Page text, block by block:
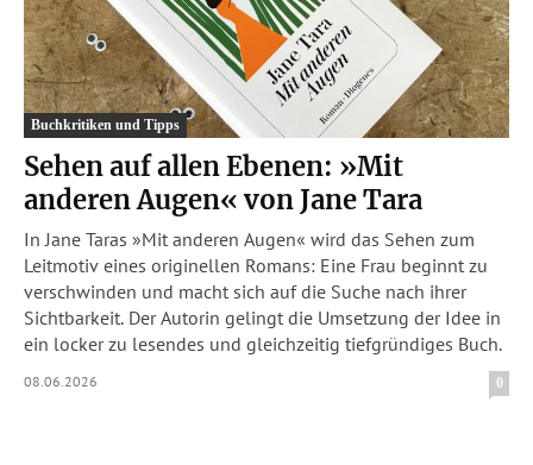
Buchkritiken und Tipps
Sehen auf allen Ebenen: »Mit
anderen Augen« von Jane Tara
In Jane Taras »Mit anderen Augen« wird das Sehen zum
Leitmotiv eines originellen Romans: Eine Frau beginnt zu
verschwinden und macht sich auf die Suche nach ihrer
Sichtbarkeit. Der Autorin gelingt die Umsetzung der Idee in
ein locker zu lesendes und gleichzeitig tiefgründiges Buch.
08.06.2026 0